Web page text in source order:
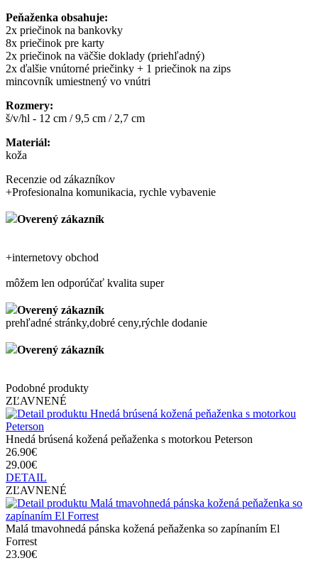
Peňaženka obsahuje:
2x priečinok na bankovky
8x priečinok pre karty
2x priečinok na väčšie doklady (priehľadný)
2x ďalšie vnútorné priečinky + 1 priečinok na zips
mincovník umiestnený vo vnútri
Rozmery:
š/v/hl - 12 cm / 9,5 cm / 2,7 cm
Materiál:
koža
Recenzie od zákazníkov
+Profesionalna komunikacia, rychle vybavenie
Overený zákazník
+internetovy obchod
môžem len odporúčať kvalita super
Overený zákazník
prehľadné stránky,dobré ceny,rýchle dodanie
Overený zákazník
Podobné produkty
ZĽAVNENÉ
Hnedá brúsená kožená peňaženka s motorkou Peterson
26.90€
29.00€
DETAIL
ZĽAVNENÉ
Malá tmavohnedá pánska kožená peňaženka so zapínaním El
Forrest
23.90€